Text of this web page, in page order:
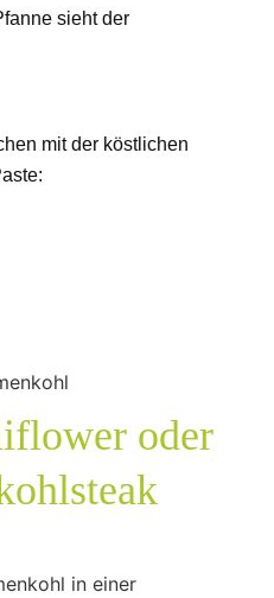
sieht der
mit der köstlichen
oder
in einer